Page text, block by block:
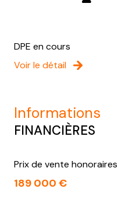
DPE en cours
Voir le détail
informations
FINANCIÈRES
Prix de vente
189 000 €